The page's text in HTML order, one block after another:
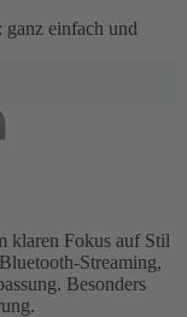
ganz einfach und
klaren Fokus auf Stil
Streaming,
Besonders